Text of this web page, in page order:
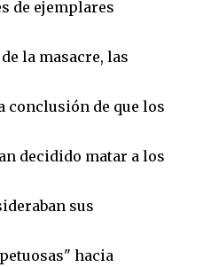
de ejemplares
la masacre, las
conclusión de que los
decidido matar a los
sus
hacia